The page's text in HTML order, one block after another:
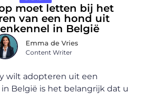
moet letten bij het
van een hond uit
in België
Emma de Vries
Content Writer
wilt adopteren uit een
in België is het belangrijk dat u